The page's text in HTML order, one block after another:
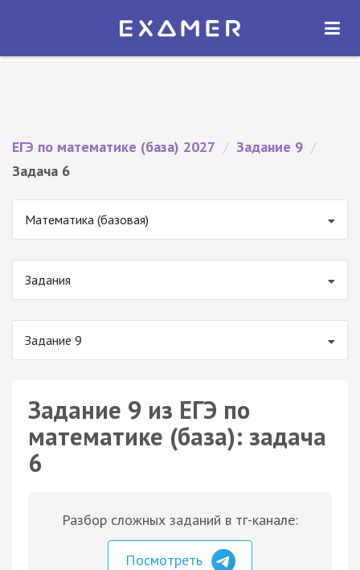
Экзамер — ЕГЭ 2027
ОТКРЫТЬ
ЕГЭ по математике (база) 2027 / Задание 9 /
Задача 6
Математика (базовая)
Задания
Задание 9
Задание 9 из ЕГЭ по
математике (база): задача
6
Разбор сложных заданий в тг-канале:
Посмотреть